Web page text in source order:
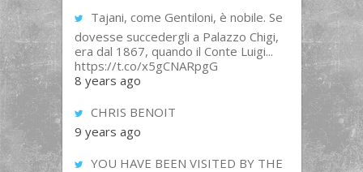
Tajani, come Gentiloni, è nobile. Se
dovesse succedergli a Palazzo Chigi,
era dal 1867, quando il Conte Luigi...
https://t.co/x5gCNARpgG
8 years ago
CHRIS BENOIT
9 years ago
YOU HAVE BEEN VISITED BY THE